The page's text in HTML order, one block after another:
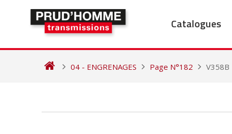
Catalogues
04 - ENGRENAGES Page N°182 V358B